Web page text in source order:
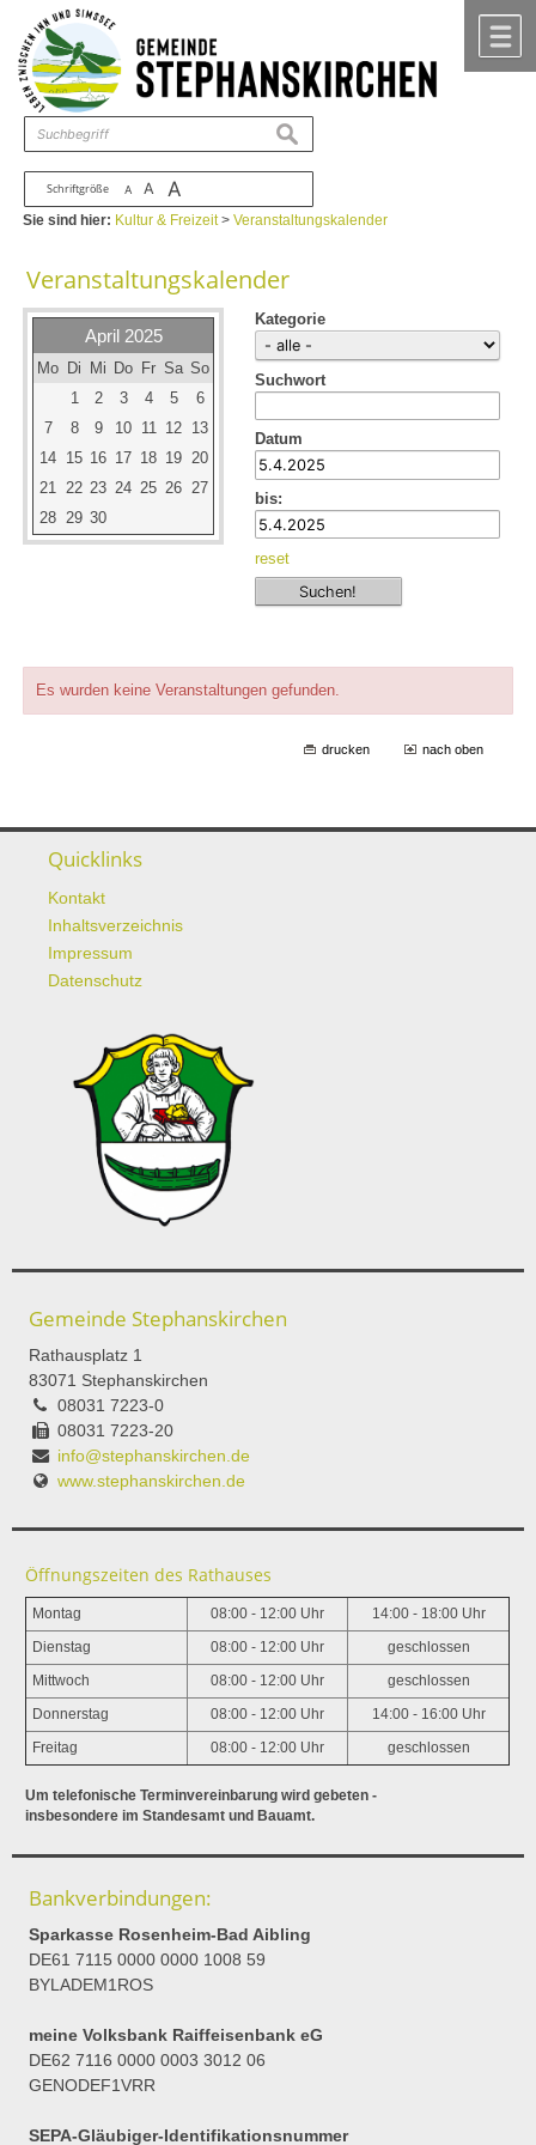
Zum Inhalt ,zur Navigation
Schriftgröße A A A
suchen
Sie sind hier: Kultur & Freizeit>Veranstaltungskalender
Veranstaltungskalender
April 2025
Mo Di Mi Do Fr Sa So
1
2 3 4 5
6
7
8 9 10 11 12 13
14 15 16 17 18 19 20
21 22 23 24 25 26 27
28 29 30
Kategorie
Suchwort
Datum
bis:
reset
Es wurden keine Veranstaltungen gefunden.
drucken nach oben
Quicklinks
Kontakt
Inhaltsverzeichnis
Impressum
Datenschutz
Gemeinde Stephanskirchen
Rathausplatz 1
83071 Stephanskirchen
08031 7223-0
08031 7223-20
info@stephanskirchen.de
www.stephanskirchen.de
Öffnungszeiten des Rathauses
Montag 08:00 - 12:00 Uhr 14:00 - 18:00 Uhr
Dienstag 08:00 - 12:00 Uhr geschlossen
Mittwoch 08:00 - 12:00 Uhr geschlossen
Donnerstag 08:00 - 12:00 Uhr 14:00 - 16:00 Uhr
Freitag 08:00 - 12:00 Uhr geschlossen
Um telefonische Terminvereinbarung wird gebeten -
insbesondere im Standesamt und Bauamt.
Bankverbindungen:
Sparkasse Rosenheim-Bad Aibling
DE61 7115 0000 0000 1008 59
BYLADEM1ROS
meine Volksbank Raiffeisenbank eG
DE62 7116 0000 0003 3012 06
GENODEF1VRR
SEPA-Gläubiger-Identifikationsnummer